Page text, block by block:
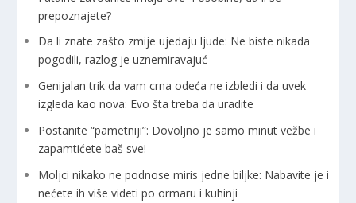
prepoznajete?
Da li znate zašto zmije ujedaju ljude: Ne biste nikada
pogodili, razlog je uznemiravajuć
Genijalan trik da vam crna odeća ne izbledi i da uvek
izgleda kao nova: Evo šta treba da uradite
Postanite “pametniji”: Dovoljno je samo minut vežbe i
zapamtićete baš sve!
Moljci nikako ne podnose miris jedne biljke: Nabavite je i
nećete ih više videti po ormaru i kuhinji